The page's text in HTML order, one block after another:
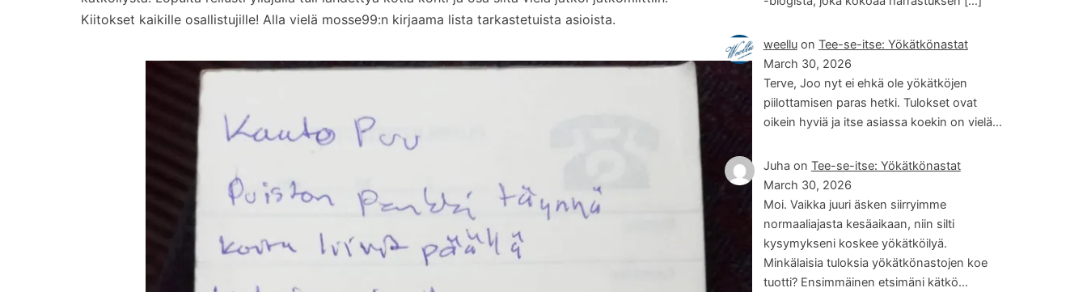
Kiitokset kaikille osallistujille! Alla vielä mosse99:n kirjaama lista tarkastetuista asioista.
weelluon Tee-se-itse: Yökätkönastat
March 30, 2026
Terve, Joo nyt ei ehkä ole yökätköjen
piilottamisen paras hetki. Tulokset ovat
oikein hyviä ja itse asiassa koekin on vielä…
Juha on Tee-se-itse: Yökätkönastat
March 30, 2026
Moi. Vaikka juuri äsken siirryimme
normaaliajasta kesäaikaan, niin silti
kysymykseni koskee yökätköilyä.
Minkälaisia tuloksia yökätkönastojen koe
tuotti? Ensimmäinen etsimäni kätkö…